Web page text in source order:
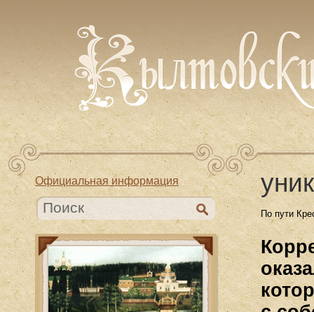
Официальная информация
По пути